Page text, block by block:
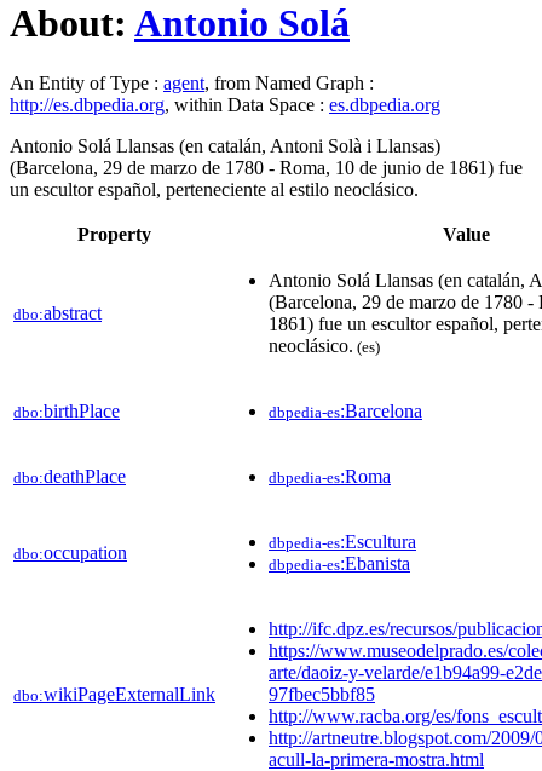
About: Antonio Solá
An Entity of Type : agent, from Named Graph :
http://es.dbpedia.org, within Data Space : es.dbpedia.org
Antonio Solá Llansas (en catalán, Antoni Solà i Llansas)
(Barcelona, 29 de marzo de 1780 - Roma, 10 de junio de 1861) fue
un escultor español, perteneciente al estilo neoclásico.
Property Value
dbo:abstract
Antonio Solá Llansas (en catalán,
(Barcelona, 29 de marzo de 1780 -
1861) fue un escultor español,
neoclásico. (es)
dbo:birthPlace dbpedia-es:Barcelona
dbo:deathPlace dbpedia-es:Roma
dbo:occupation dbpedia-es:Escultura
dbpedia-es:Ebanista
dbo:wikiPageExternalLink
http://ifc.dpz.es/recursos/
https://www.museodelprado.es/
arte/daoiz-y-velarde/e1b94a99-
97fbec5bbf85
http://www.racba.org/es/
http://artneutre.blogspot.com/2009/
acull-la-primera-mostra.html